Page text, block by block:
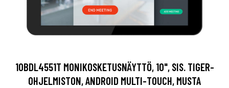
10BDL4551T MONIKOSKETUSNÄYTTÖ, 10", SIS. TIGER-
OHJELMISTON, ANDROID MULTI-TOUCH, MUSTA